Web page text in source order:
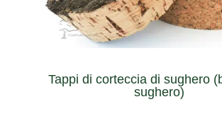
Tappi di corteccia di sughero
sughero)
Realizzato in corteccia di sughero
questo tipo di tappo offre un aspetto